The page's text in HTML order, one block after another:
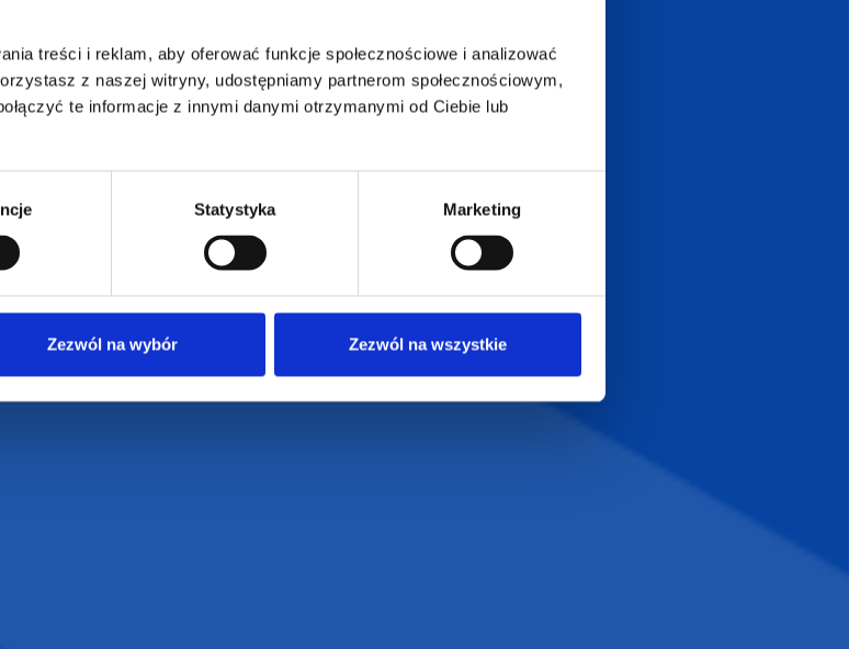
treści i reklam, aby oferować funkcje społecznościowe i analizować
z naszej witryny, udostępniamy partnerom społecznościowym,
te informacje z innymi danymi otrzymanymi od Ciebie lub
Statystyka Marketing
Zezwól na wybór Zezwól na wszystkie
zamawiać?
realizacji
i płatności
strony
prywatności
SUPERGADŻET.com
JAKUB LIEBELT
KONTAKT
+48 601 072 064
biuro@supergadzet.com
od poniedziałku do piątku
w godzinach 8:00 - 16:00
Dołącz do nas na